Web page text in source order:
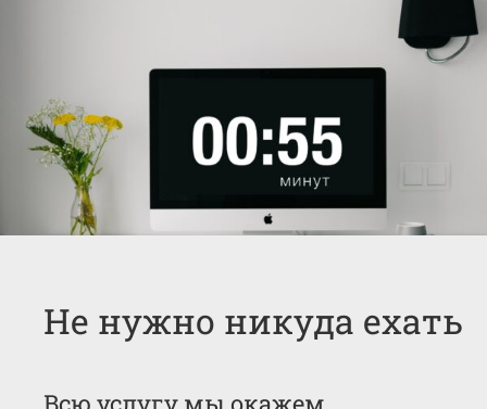
Не нужно никуда ехать